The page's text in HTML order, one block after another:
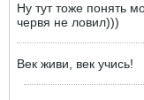
Ну тут тоже понять
червя не ловил)))
Век живи, век учись!